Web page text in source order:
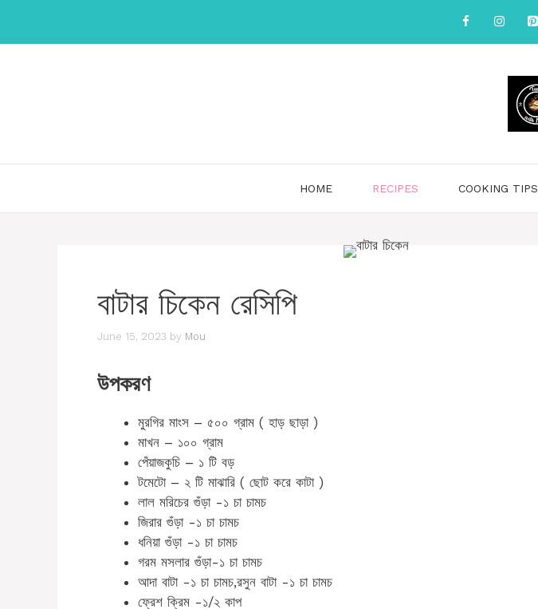
content
HOME RECIPES COOKING TIPS
বাটার চিকেন রেসিপি
June 15, 2023 by Mou
উপকরণ
মুরগির মাংস – ৫০০ গ্রাম ( হাড় ছাড়া )
মাখন – ১০০ গ্রাম
পেঁয়াজকুচি – ১ টি বড়
টমেটো – ২ টি মাঝারি ( ছোট করে কাটা )
লাল মরিচের গুঁড়া -১ চা চামচ
জিরার গুঁড়া -১ চা চামচ
ধনিয়া গুঁড়া -১ চা চামচ
গরম মসলার গুঁড়া-১ চা চামচ
আদা বাটা -১ চা চামচ,রসুন বাটা -১ চা চামচ
ফ্রেশ ক্রিম -১/২ কাপ